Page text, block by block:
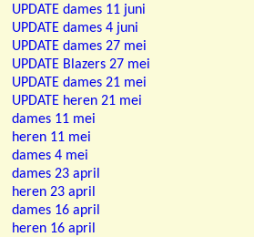
UPDATE dames 11 juni
UPDATE dames 4 juni
UPDATE dames 27 mei
UPDATE Blazers 27 mei
UPDATE dames 21 mei
UPDATE heren 21 mei
dames 11 mei
heren 11 mei
dames 4 mei
dames 23 april
heren 23 april
dames 16 april
heren 16 april